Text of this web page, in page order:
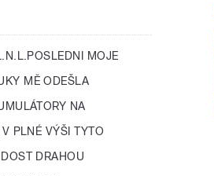
MOJE
MĚ ODEŠLA
NA
PLNÉ VÝŠI TYTO
DRAHOU